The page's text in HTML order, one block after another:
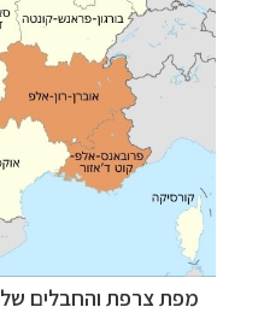
מפת צרפת והחבלים